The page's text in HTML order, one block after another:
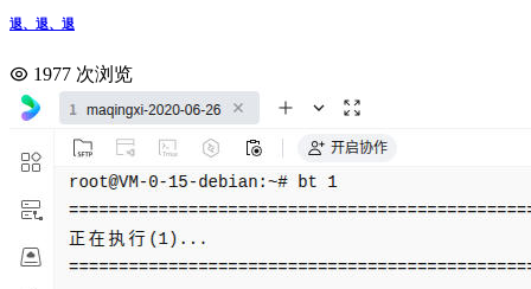
退、退、退
1977 次浏览